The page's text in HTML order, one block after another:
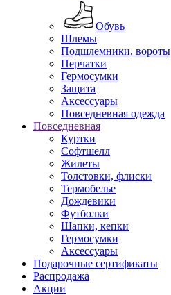
Обувь
Шлемы
Подшлемники, вороты
Перчатки
Гермосумки
Защита
Аксессуары
Повседневная одежда
Повседневная
Куртки
Софтшелл
Жилеты
Толстовки, флиски
Термобелье
Дождевики
Футболки
Шапки, кепки
Гермосумки
Аксессуары
Подарочные сертификаты
Распродажа
Акции